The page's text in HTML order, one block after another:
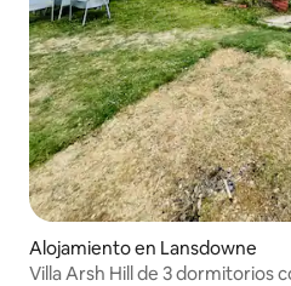
Alojamiento en Lansdowne
Villa Arsh Hill de 3 dormitorios